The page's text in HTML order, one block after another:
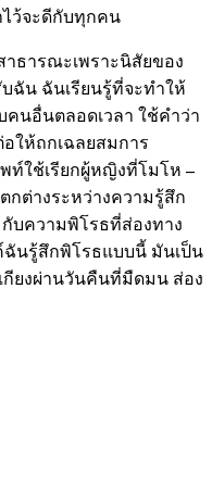
ไว้จะดีกับทุกคน
ธารณะเพราะนิสัยของ
ฉัน ฉันเรียนรู้ที่จะทำให้
คนอื่นตลอดเวลา ใช้คำว่า
ให้ถกเฉลยสมการ
ท์ใช้เรียกผู้หญิงที่โมโห–
กต่างระหว่างความรู้สึก
บความพิโรธที่ส่องทาง
ฉันรู้สึกพิโรธแบบนี้ มันเป็น
กียงผ่านวันคืนที่มืดมน ส่อง